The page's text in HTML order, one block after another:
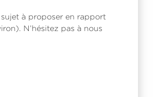
à proposer en rapport
N’hésitez pas à nous